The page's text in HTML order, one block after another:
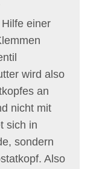
einer
wird also
an
nicht mit
sich in
sondern
Also